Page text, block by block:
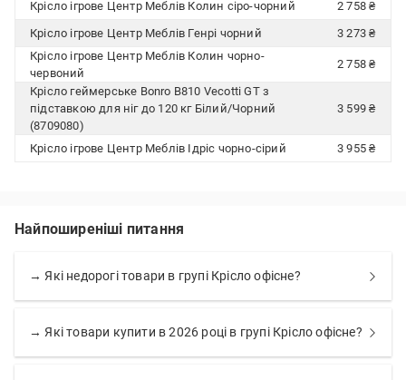
Крісло ігрове Центр Меблів Колин сіро-чорний
2 758 ₴
Крісло ігрове Центр Меблів Генрі чорний
3 273 ₴
Крісло ігрове Центр Меблів Колин чорно-
червоний
2 758 ₴
Крісло геймерське Bonro B810 Vecotti GT з
підставкою для ніг до 120 кг Білий/Чорний
(8709080)
3 599 ₴
Крісло ігрове Центр Меблів Ідріс чорно-сірий 3 955 ₴
Найпоширеніші питання
→ Які недорогі товари в групі Крісло офісне?
→ Які товари купити в 2026 році в групі Крісло офісне?